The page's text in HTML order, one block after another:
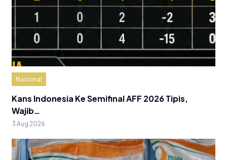
Nasional
Kans Indonesia Ke Semifinal AFF 2026 Tipis,
Wajib…
3 Aug 2026